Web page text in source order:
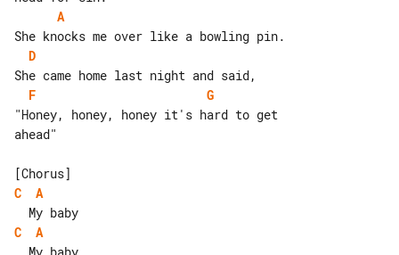
A
D
F
G
"Honey, honey, honey it's hard to get
ahead"
C
A
C
A